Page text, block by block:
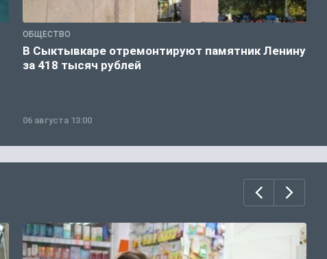
ОБЩЕСТВО
В Сыктывкаре отремонтируют памятник Ленину
за 418 тысяч рублей
06 августа 13:00